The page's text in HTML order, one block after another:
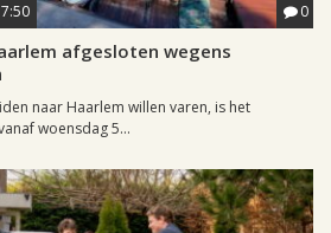
0
afgesloten wegens
naar Haarlem willen varen, is het
woensdag 5...